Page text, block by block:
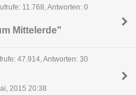
11.768, Antworten: 0
Mittelerde"
47.914, Antworten: 30
2015 20:38